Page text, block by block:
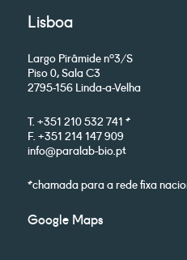
Lisboa
Largo Pirâmide nº3/S
Piso 0, Sala C3
2795-156 Linda-a-Velha
T. +351 210 532 741 *
F. +351 214 147 909
info@paralab-bio.pt
*chamada para a rede fixa
Google Maps